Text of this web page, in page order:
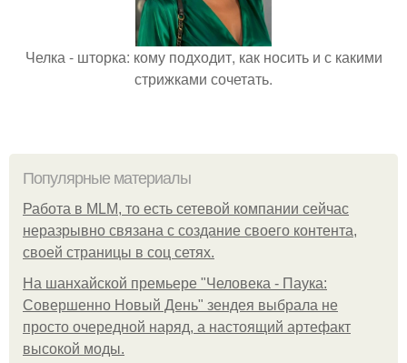
Челка - шторка: кому подходит, как носить и с какими
стрижками сочетать.
Популярные материалы
Работа в MLM, то есть сетевой компании сейчас
неразрывно связана с создание своего контента,
своей страницы в соц сетях.
На шанхайской премьере "Человека - Паука:
Совершенно Новый День" зендея выбрала не
просто очередной наряд, а настоящий артефакт
высокой моды.